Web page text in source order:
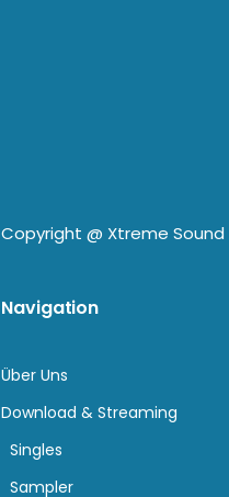
Copyright @ Xtreme Sound
Navigation
Über Uns
Download & Streaming
Singles
Sampler